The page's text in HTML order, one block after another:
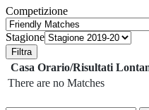
Competizione
Stagione
Filtra
Casa Orario/Risultati